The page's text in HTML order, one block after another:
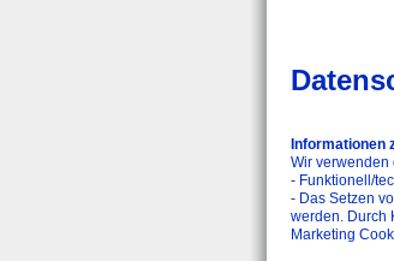
Informationen
Wir
- Funktionell/
- Das Setzen
werden. Durch
Marketing